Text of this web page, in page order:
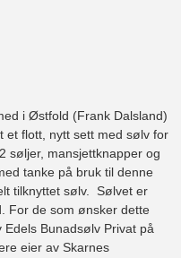
i Østfold (Frank Dalsland)
et flott, nytt sett med sølv for
søljer, mansjettknapper og
tanke på bruk til denne
tilknyttet sølv. Sølvet er
For de som ønsker dette
Bunadsølv Privat på
eier av Skarnes